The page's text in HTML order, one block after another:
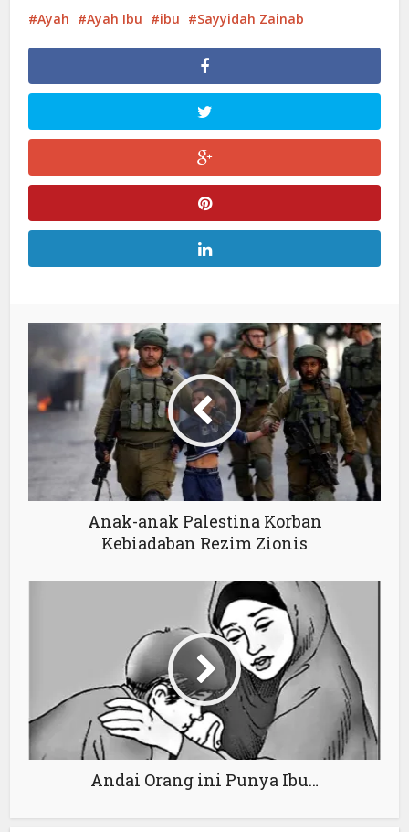
Ayah Ayah Ibu ibu Sayyidah Zainab
Anak-anak Palestina Korban
Kebiadaban Rezim Zionis
Andai Orang ini Punya Ibu…